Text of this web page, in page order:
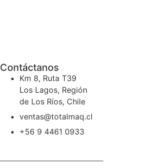
Contáctanos
Km 8, Ruta T39
Los Lagos, Región
de Los Ríos, Chile
ventas@totalmaq.cl
+56 9 4461 0933